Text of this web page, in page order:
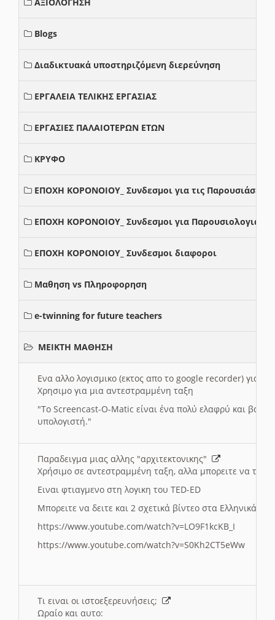
Blogs
Διαδικτυακά υποστηριζόμενη διερεύνηση
ΕΡΓΑΛΕΙΑ ΤΕΛΙΚΗΣ ΕΡΓΑΣΙΑΣ
ΕΡΓΑΣΙΕΣ ΠΑΛΑΙΟΤΕΡΩΝ ΕΤΩΝ
ΚΡΥΦΟ
ΕΠΟΧΗ ΚΟΡΟΝΟΙΟΥ_ Συνδεσμοι για τις Παρουσιάσεις
ΕΠΟΧΗ ΚΟΡΟΝΟΙΟΥ_ Συνδεσμοι για Παρουσιολογια
ΕΠΟΧΗ ΚΟΡΟΝΟΙΟΥ_ Συνδεσμοι διαφοροι
Μαθηση vs Πληροφορηση
e-twinning for future teachers
ΜΕΙΚΤΗ ΜΑΘΗΣΗ
Ενα αλλο λογισμικο (εκτος απο το google recorder) για
Χρησιμο για μια αντεστραμμένη ταξη
"To Screencast-O-Matic είναι ένα πολύ ελαφρύ και
υπολογιστή."
Παραδειγμα μιας αλλης "αρχιτεκτονικης"
Χρήσιμο σε αντεστραμμένη ταξη, αλλα μπορειτε να το
Ειναι φτιαγμενο στη λογικη του TED-ED
Μπορειτε να δειτε και 2 σχετικά βίντεο στα Ελληνικά:
https://www.youtube.com/watch?v=LO9F1kcKB_I
https://www.youtube.com/watch?v=S0Kh2CT5eWw
Τι ειναι οι ιστοεξερευνήσεις;
Ωραίο και αυτο: